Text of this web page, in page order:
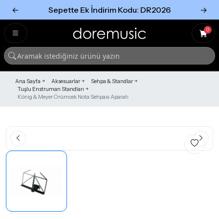
← Sepette Ek İndirim Kodu: DR2026 →
0
Ana Sayfa Aksesuarlar
Sehpa & Standlar
Tuşlu Enstruman Standları
König & Meyer Örümcek Nota Sehpası Aparatı
Tümünü Gör
Tümünü gör